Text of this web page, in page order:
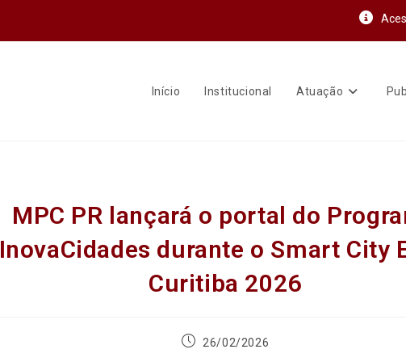
Início Institucional Atuação
MPC PR lançará o portal do
InovaCidades durante o Smart City
Curitiba 2026
26/02/2026